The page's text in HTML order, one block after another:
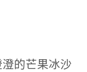
的芒果冰沙